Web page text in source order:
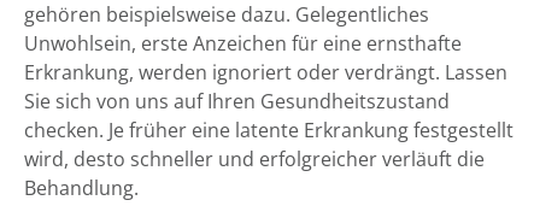
gehören beispielsweise dazu. Gelegentliches
Unwohlsein, erste Anzeichen für eine ernsthafte
Erkrankung, werden ignoriert oder verdrängt. Lassen
Sie sich von uns auf Ihren Gesundheitszustand
checken. Je früher eine latente Erkrankung festgestellt
wird, desto schneller und erfolgreicher verläuft die
Behandlung.